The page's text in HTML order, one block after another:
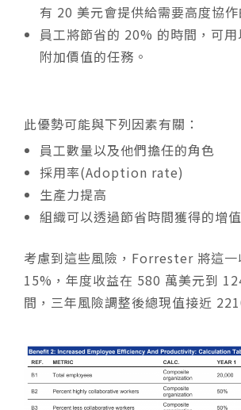
有 20 美元會提供給需要高度協作
員工將節省的 20% 的時間，可
附加價值的任務。
此優勢可能與下列因素有關：
員工數量以及他們擔任的角色
採用率(Adoption rate)
生產力提高
組織可以透過節省時間獲得的增
考慮到這些風險，Forrester 將這一
15%，年度收益在 580 萬美元到
間，三年風險調整後總現值接近